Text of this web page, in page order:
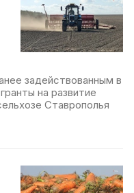
задействованным в
на развитие
Ставрополья